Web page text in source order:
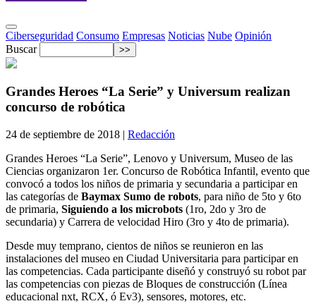
Ciberseguridad Consumo Empresas Noticias Nube Opinión
Buscar
Grandes Heroes “La Serie” y Universum realizan
concurso de robótica
24 de septiembre de 2018 | Redacción
Grandes Heroes “La Serie”, Lenovo y Universum, Museo de las
Ciencias organizaron 1er. Concurso de Robótica Infantil, evento que
convocó a todos los niños de primaria y secundaria a participar en
las categorías de Baymax Sumo de robots, para niño de 5to y 6to
de primaria, Siguiendo a los microbots (1ro, 2do y 3ro de
secundaria) y Carrera de velocidad Hiro (3ro y 4to de primaria).
Desde muy temprano, cientos de niños se reunieron en las
instalaciones del museo en Ciudad Universitaria para participar en
las competencias. Cada participante diseñó y construyó su robot par
las competencias con piezas de Bloques de construcción (Línea
educacional nxt, RCX, ó Ev3), sensores, motores, etc.